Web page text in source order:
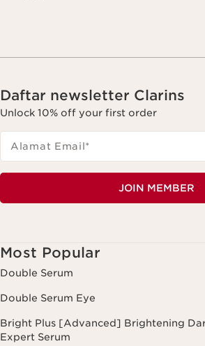
Daftar newsletter Clarins
Unlock 10% off your first order
Alamat Email*
JOIN MEMBER
Most Popular
Double Serum
Double Serum Eye
Bright Plus [Advanced] Brightening
Expert Serum